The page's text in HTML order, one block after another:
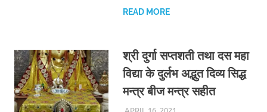
READ MORE
श्री दुर्गा सप्तशती तथा दस महा
विद्या के दुर्लभ अद्भुत दिव्य सिद्ध
मन्त्र बीज मन्त्र सहीत
APRIL 16, 2021